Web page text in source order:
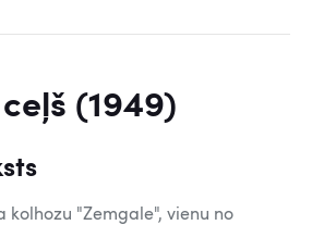
(1949)
kolhozu "Zemgale", vienu no